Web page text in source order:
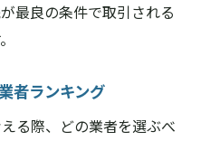
最良の条件で取引される
者ランキング
る際、どの業者を選ぶべ